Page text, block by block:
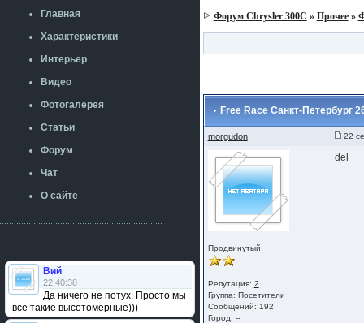
Главная
Характеристики
Интерьер
Видео
Фотогалерея
Статьи
Форум
Чат
О сайте
Вий
22:40:38
Да ничего не потух. Просто мы
все такие высотомерные)))
Форум Chrysler 300C » Прочее»
Free Race Санкт-Петербург
morgudon 22
Продвинутый
Репутация: 2
Группа: Посетители
Сообщений: 192
Город: --
del